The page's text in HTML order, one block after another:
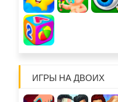
ИГРЫ НА ДВОИХ